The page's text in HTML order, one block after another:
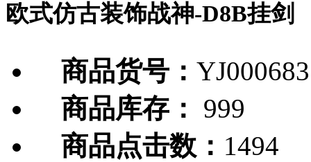
欧式仿古装饰战神-D8B挂剑
商品货号： YJ000683
商品库存：
999
商品点击数： 1494